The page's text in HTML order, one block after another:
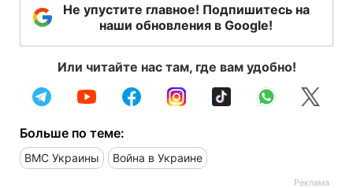
Не упустите главное! Подпишитесь на
наши обновления в Google!
Или читайте нас там, где вам удобно!
Больше по теме:
ВМС Украины Война в Украине